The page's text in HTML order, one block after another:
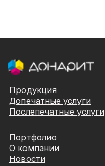
Продукция
Допечатные услуги
Послепечатные услуги
Портфолио
О компании
Новости